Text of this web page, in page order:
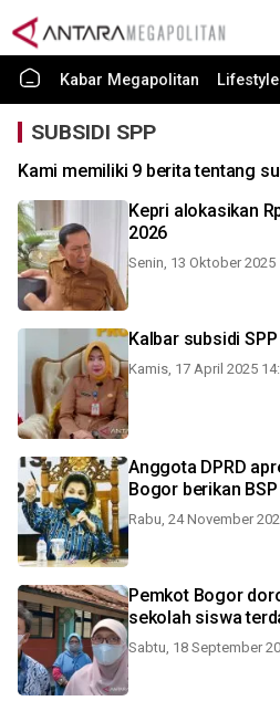
Kabar Megapolitan Lifestyle
SUBSIDI SPP
Kami memiliki 9 berita tentang
Kepri alokasikan
2026
Senin, 13 Oktober 2025
Kalbar subsidi
Kamis, 17 April 2025
Anggota DPRD
Bogor berikan
Rabu, 24 November
Pemkot Bogor
sekolah siswa
Sabtu, 18 September